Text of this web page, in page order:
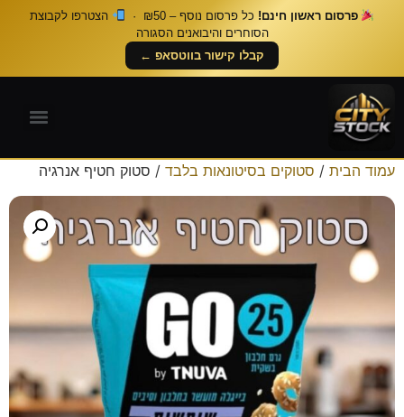
פרסום ראשון חינם! כל פרסום נוסף – ₪50 ·
הצטרפו לקבוצת
הסוחרים והיבואנים הסגורה
קבלו קישור בווטסאפ ←
עמוד הבית / סטוקים בסיטונאות בלבד / סטוק חטיף אנרגיה